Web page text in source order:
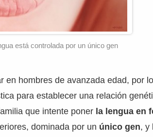
está controlada por un único gen
en hombres de avanzada edad, por
para establecer una relación
que intente poner la lengua en
dominada por un único gen, y